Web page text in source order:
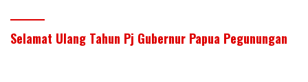
Selamat Ulang Tahun Pj Gubernur Papua Pegunungan